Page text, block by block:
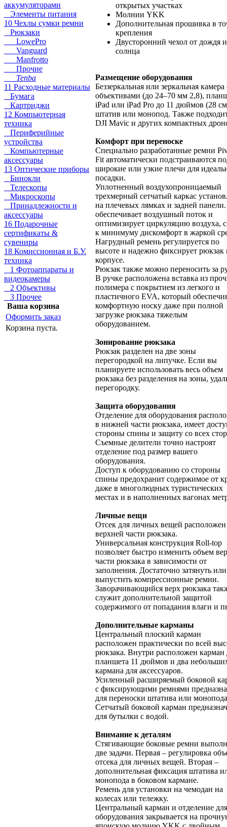
аккумуляторами
Элементы питания
10 Чехлы сумки ремни
Рюкзаки
LowePro
Vanguard
Manfrotto
Прочие
Tenba
11 Расходные материалы
Бумага
Картриджи
12 Компьютерная
техника
Периферийные
устройства
Компьютерные
аксессуары
13 Оптические приборы
Бинокли
Телескопы
Микроскопы
Принадлежности и
аксессуары
16 Подарочные
сертификаты &
сувениры
18 Комиссионная и Б.У.
техника
1 Фотоаппараты и
видеокамеры
2 Объективы
3 Прочее
Ваша корзина
Оформить заказ
Корзина пуста.
открытых участках
Молнии YKK
Дополнительная прошивка в
крепления
Двусторонний чехол от дождя и
солнца
Размещение оборудования
Беззеркальная или зеркальная камера
объективами (до 24–70 мм 2,8),
iPad или iPad Pro до 11 дюймов (28
штатив или монопод. Также
DJI Mavic и других компактных
Комфорт при переноске
Специально разработанные ремни
Fit автоматически подстраиваются
широкие или узкие плечи для
посадки.
Уплотненный воздухопроницаемый
трехмерный сетчатый каркас
на плечевых лямках и задней
обеспечивает воздушный поток и
оптимизирует циркуляцию воздуха,
к минимуму дискомфорт в жаркой
Нагрудный ремень регулируется по
высоте и надежно фиксирует рюкзак
корпусе.
Рюкзак также можно переносить за
В ручке расположена вставка из
полимера с покрытием из легкого и
пластичного EVA, который
комфортную носку даже при полной
загрузке рюкзака тяжелым
оборудованием.
Зонирование рюкзака
Рюкзак разделен на две зоны
перегородкой на липучке. Если вы
планируете использовать весь объем
рюкзака без разделения на зоны,
перегородку.
Защита оборудования
Отделение для оборудования
в нижней части рюкзака, имеет
стороны спины и защиту со всех
Съемные делители точно настроят
отделение под размер вашего
оборудования.
Доступ к оборудованию со стороны
спины предохранит содержимое от
даже в многолюдных туристических
местах и в наполненных вагонах
Личные вещи
Отсек для личных вещей
верхней части рюкзака.
Универсальная конструкция Roll-top
позволяет быстро изменить объем
части рюкзака в зависимости от
заполнения. Достаточно затянуть или
выпустить компрессионные ремни.
Заворачивающийся верх рюкзака
служит дополнительной защитой
содержимого от попадания влаги и
Дополнительные карманы
Центральный плоский карман
расположен практически по всей
рюкзака. Внутри расположен карман
планшета 11 дюймов и два
кармана для аксессуаров.
Усиленный расширяемый боковой
с фиксирующими ремнями
для переноски штатива или
Сетчатый боковой карман
для бутылки с водой.
Внимание к деталям
Стягивающие боковые ремни
две задачи. Первая – регулировка
отсека для личных вещей. Вторая –
дополнительная фиксация штатива
монопода в боковом кармане.
Ремень для установки на чемодан на
колесах или тележку.
Центральный карман и отделение для
оборудования закрывается на